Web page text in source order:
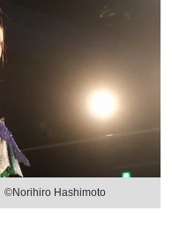
©Norihiro Hashimoto